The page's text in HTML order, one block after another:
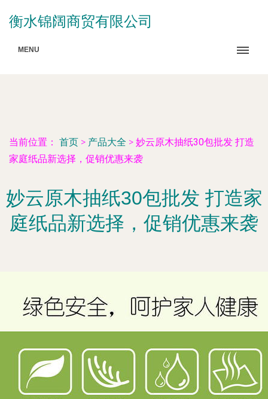
衡水锦阔商贸有限公司
MENU
当前位置： 首页 > 产品大全 > 妙云原木抽纸30包批发 打造
家庭纸品新选择，促销优惠来袭
妙云原木抽纸30包批发 打造家
庭纸品新选择，促销优惠来袭